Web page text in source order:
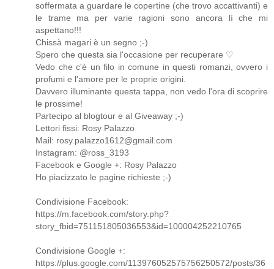
soffermata a guardare le copertine (che trovo accattivanti) e
le trame ma per varie ragioni sono ancora lì che mi
aspettano!!!
Chissà magari è un segno ;-)
Spero che questa sia l'occasione per recuperare ♡
Vedo che c'è un filo in comune in questi romanzi, ovvero i
profumi e l'amore per le proprie origini.
Davvero illuminante questa tappa, non vedo l'ora di scoprire
le prossime!
Partecipo al blogtour e al Giveaway ;-)
Lettori fissi: Rosy Palazzo
Mail: rosy.palazzo1612@gmail.com
Instagram: @ross_3193
Facebook e Google +: Rosy Palazzo
Ho piacizzato le pagine richieste ;-)
Condivisione Facebook:
https://m.facebook.com/story.php?
story_fbid=751151805036553&id=100004252210765
Condivisione Google +:
https://plus.google.com/113976052575756250572/posts/36